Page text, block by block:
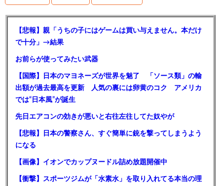
【悲報】親「うちの子にはゲームは買い与えません。本だけ
で十分」→結果
お前らが使ってみたい武器
【国際】日本のマヨネーズが世界を魅了 「ソース類」の輸
出額が過去最高を更新 人気の裏には卵黄のコク アメリカ
では“日本風”が誕生
先日エアコンの効きが悪いと右往左往してた奴やが
【悲報】日本の警察さん、すぐ簡単に銃を撃ってしまうよう
になる
【画像】イオンでカップヌードル詰め放題開催中
【衝撃】スポーツジムが「水素水」を取り入れてる本当の理